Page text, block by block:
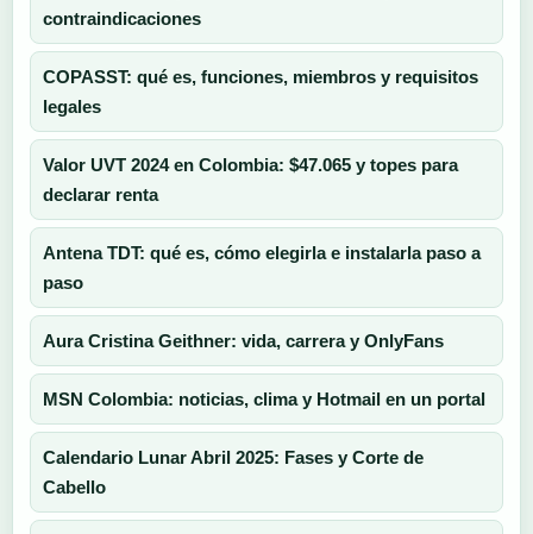
contraindicaciones
COPASST: qué es, funciones, miembros y requisitos
legales
Valor UVT 2024 en Colombia: $47.065 y topes para
declarar renta
Antena TDT: qué es, cómo elegirla e instalarla paso a
paso
Aura Cristina Geithner: vida, carrera y OnlyFans
MSN Colombia: noticias, clima y Hotmail en un portal
Calendario Lunar Abril 2025: Fases y Corte de
Cabello